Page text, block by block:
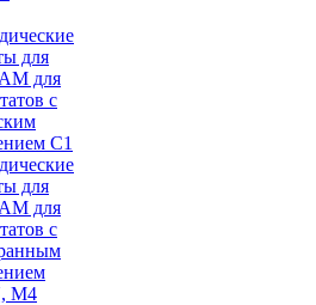
для
для
с
С1
для
для
с
М4